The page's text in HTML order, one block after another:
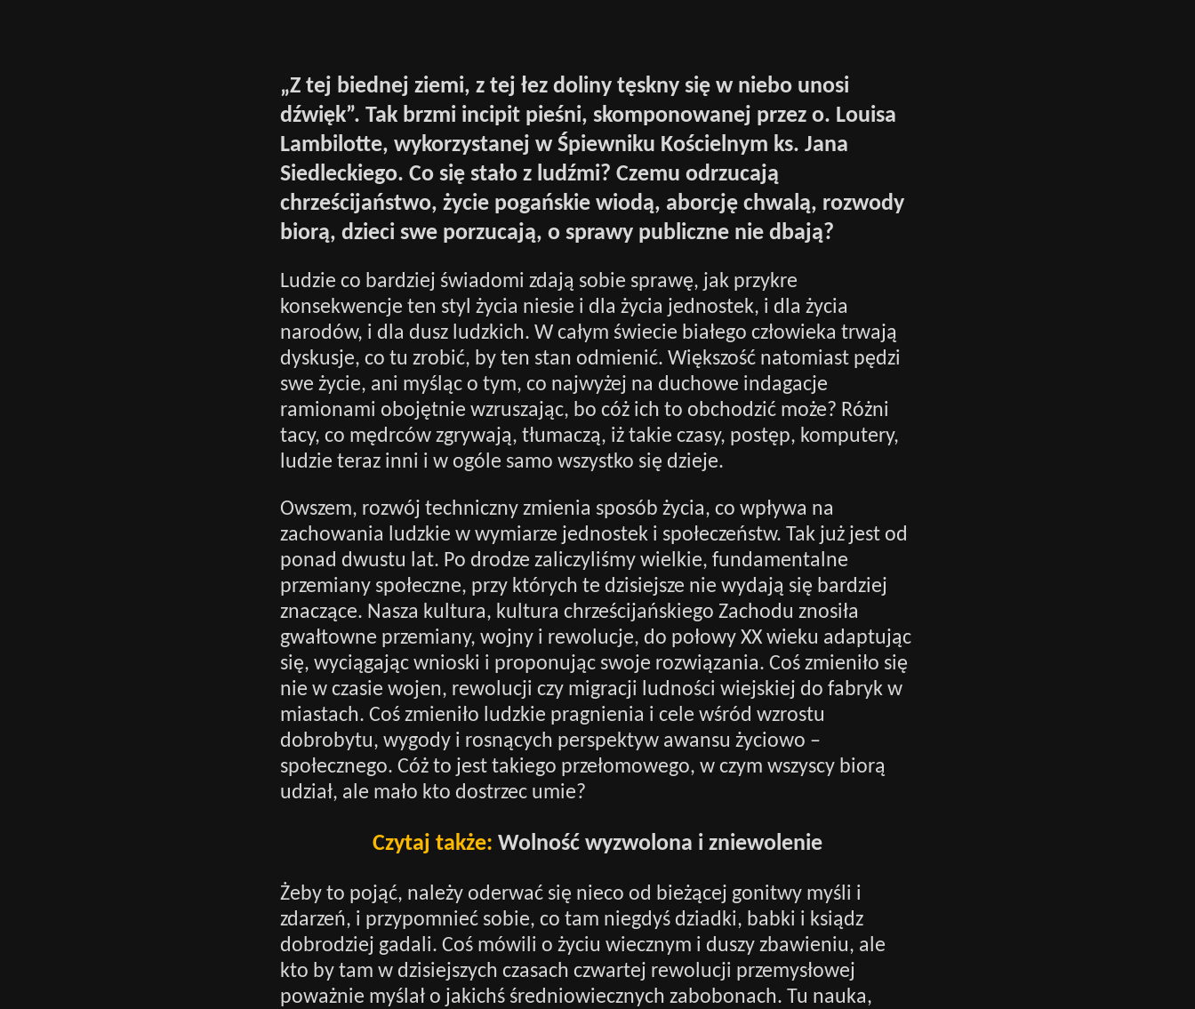
„Z tej biednej ziemi, z tej łez doliny tęskny się w niebo unosi
dźwięk”. Tak brzmi incipit pieśni, skomponowanej przez o. Louisa
Lambilotte, wykorzystanej w Śpiewniku Kościelnym ks. Jana
Siedleckiego. Co się stało z ludźmi? Czemu odrzucają
chrześcijaństwo, życie pogańskie wiodą, aborcję chwalą, rozwody
biorą, dzieci swe porzucają, o sprawy publiczne nie dbają?
Ludzie co bardziej świadomi zdają sobie sprawę, jak przykre
konsekwencje ten styl życia niesie i dla życia jednostek, i dla życia
narodów, i dla dusz ludzkich. W całym świecie białego człowieka trwają
dyskusje, co tu zrobić, by ten stan odmienić. Większość natomiast pędzi
swe życie, ani myśląc o tym, co najwyżej na duchowe indagacje
ramionami obojętnie wzruszając, bo cóż ich to obchodzić może? Różni
tacy, co mędrców zgrywają, tłumaczą, iż takie czasy, postęp, komputery,
ludzie teraz inni i w ogóle samo wszystko się dzieje.
Owszem, rozwój techniczny zmienia sposób życia, co wpływa na
zachowania ludzkie w wymiarze jednostek i społeczeństw. Tak już jest od
ponad dwustu lat. Po drodze zaliczyliśmy wielkie, fundamentalne
przemiany społeczne, przy których te dzisiejsze nie wydają się bardziej
znaczące. Nasza kultura, kultura chrześcijańskiego Zachodu znosiła
gwałtowne przemiany, wojny i rewolucje, do połowy XX wieku adaptując
się, wyciągając wnioski i proponując swoje rozwiązania. Coś zmieniło się
nie w czasie wojen, rewolucji czy migracji ludności wiejskiej do fabryk w
miastach. Coś zmieniło ludzkie pragnienia i cele wśród wzrostu
dobrobytu, wygody i rosnących perspektyw awansu życiowo –
społecznego. Cóż to jest takiego przełomowego, w czym wszyscy biorą
udział, ale mało kto dostrzec umie?
Czytaj także: Wolność wyzwolona i zniewolenie
Żeby to pojąć, należy oderwać się nieco od bieżącej gonitwy myśli i
zdarzeń, i przypomnieć sobie, co tam niegdyś dziadki, babki i ksiądz
dobrodziej gadali. Coś mówili o życiu wiecznym i duszy zbawieniu, ale
kto by tam w dzisiejszych czasach czwartej rewolucji przemysłowej
poważnie myślał o jakichś średniowiecznych zabobonach. Tu nauka,